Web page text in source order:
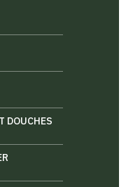
DOUCHES